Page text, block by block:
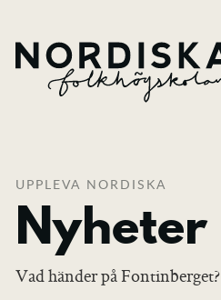
UPPLEVA NORDISKA
Nyheter
Vad händer på